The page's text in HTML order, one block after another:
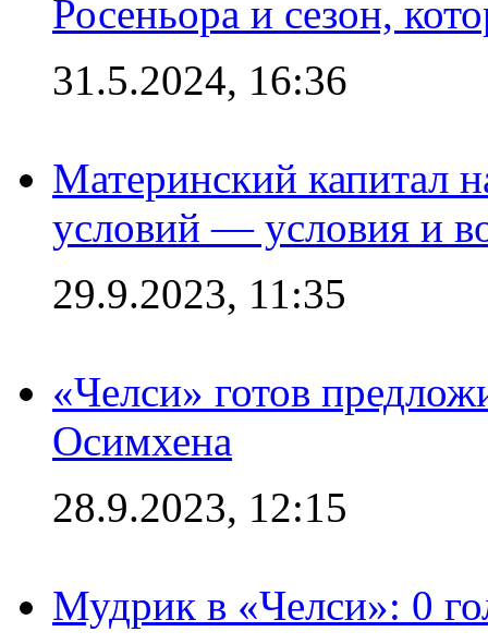
Росеньора и сезон,
31.5.2024, 16:36
Материнский капитал
условий — условия и
29.9.2023, 11:35
«Челси» готов
Осимхена
28.9.2023, 12:15
Мудрик в «Челси»: 0